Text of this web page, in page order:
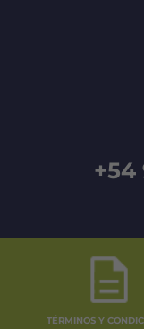
+54
TÉRMINOS Y